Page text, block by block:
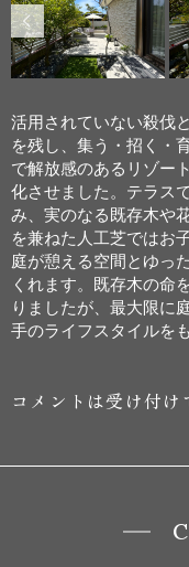
活用されていない殺伐
を残し、集う・招く・
で解放感のあるリゾー
化させました。テラス
み、実のなる既存木や
を兼ねた人工芝ではお
庭が憩える空間とゆっ
くれます。既存木の命
りましたが、最大限に
手のライフスタイルを
コメントは受け付け